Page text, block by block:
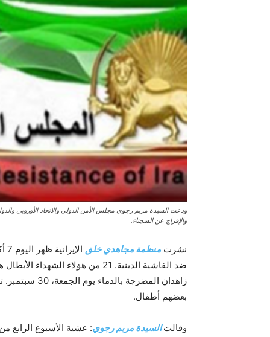
ودعت السيدة مريم رجوي مجلس الأمن الدولي والاتحاد الأوروبي
والإفراج عن السجناء.
نشرت منظمة مجاهدي خلق الإيرانية ظهر اليوم 7 أكتوبر أسماء 27 من شهداء
ضد الفاشية الدينية. 21 من هؤلاء الشهداء الأبطال هم من أبناء البلوش الذين قتلوا على يد أتباع
بعضهم أطفال.
وقالتالسيدة مريم رجوي: عشية الأسبوع الرابع